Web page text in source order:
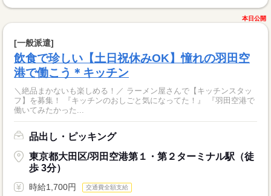
本日公開
[一般派遣]
飲食で珍しい【土日祝休みOK】憧れの羽田空
港で働こう＊キッチン
＼絶品まかないも楽しめる！／ ラーメン屋さんで【キッチンスタッ
フ】を募集！ 『キッチンのおしごと気になってた！』 『羽田空港で
働いてみたかった...
品出し・ピッキング
東京都大田区/羽田空港第１・第２ターミナル駅（徒
歩 3分）
時給1,700円 交通費全額支給